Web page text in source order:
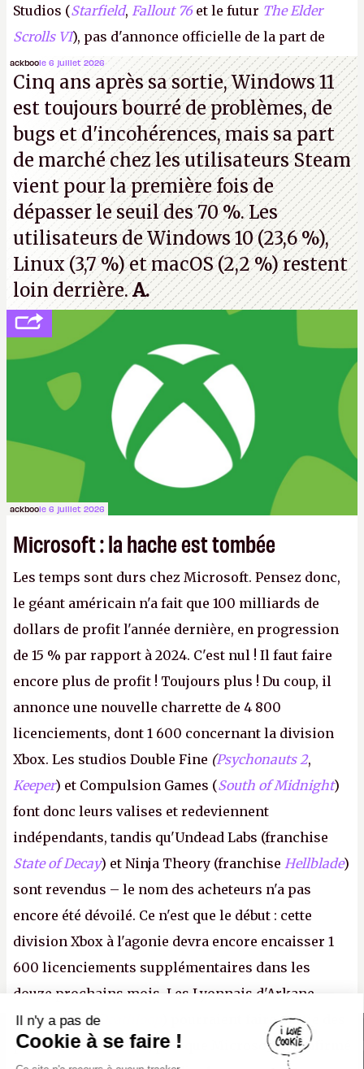
Studios (Starfield, Fallout 76 et le futur The Elder
Scrolls VI), pas d'annonce officielle de la part de
Microsoft, mais le syndicat des employés confirme
de nombreux licenciements.A.
ackboole 6 juillet 2026
Cinq ans après sa sortie, Windows 11
est toujours bourré de problèmes, de
bugs et d'incohérences, mais sa part
de marché chez les utilisateurs Steam
vient pour la première fois de
dépasser le seuil des 70 %. Les
utilisateurs de Windows 10 (23,6 %),
Linux (3,7 %) et macOS (2,2 %) restent
loin derrière.A.
ackboole 6 juillet 2026
Microsoft : la hache est tombée
Les temps sont durs chez Microsoft. Pensez donc,
le géant américain n'a fait que 100 milliards de
dollars de profit l'année dernière, en progression
de 15 % par rapport à 2024. C'est nul ! Il faut faire
encore plus de profit ! Toujours plus ! Du coup, il
annonce une nouvelle charrette de 4 800
licenciements, dont 1 600 concernant la division
Xbox. Les studios Double Fine (Psychonauts 2,
Keeper) et Compulsion Games (South of Midnight)
font donc leurs valises et redeviennent
indépendants, tandis qu'Undead Labs (franchise
State of Decay) et Ninja Theory (franchise Hellblade)
sont revendus – le nom des acheteurs n'a pas
encore été dévoilé. Ce n'est que le début : cette
division Xbox à l'agonie devra encore encaisser 1
600 licenciements supplémentaires dans les
douze prochains mois. Les Lyonnais d'Arkane
(Dishonored, Deathloop
) pourraient faire partie des
prochaines victimes, puisque Microsoft a confirmé
Canard PC
Kiosque numérique
Il n'y a pas de
Cookie à se faire !